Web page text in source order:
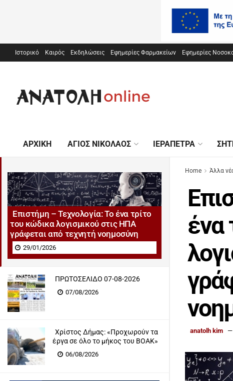
Επιστήμη – Τεχνολογία: Το ένα τρίτο
του κώδικα λογισμικού στις ΗΠΑ
γράφεται από τεχνητή νοημοσύνη
29/01/2026
ΠΡΩΤΟΣΕΛΙΔΟ 07-08-2026
07/08/2026
Χρίστος Δήμας: «Προχωρούν τα
έργα σε όλο το μήκος του ΒΟΑΚ»
06/08/2026
Ιστορικό Καιρός Εκδηλώσεις Εφημερίες Φαρμακείων Εφημερίες
ΑΡΧΙΚΉ ΆΓΙΟΣ ΝΙΚΌΛΑΟΣ ΙΕΡΆΠΕΤΡΑ
Home Άλλα
ένα
anatolh kim